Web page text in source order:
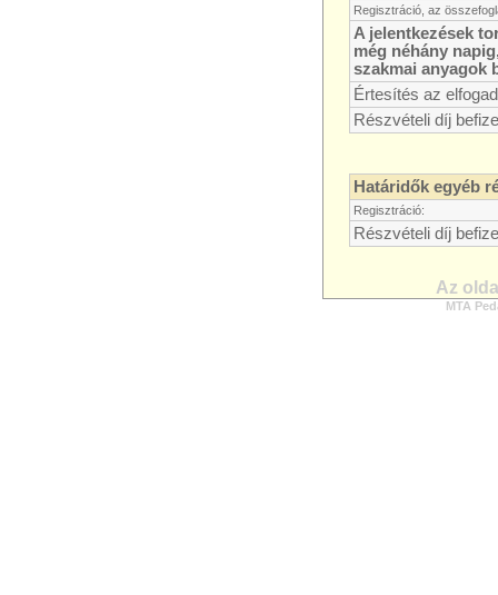
Regisztráció, az
A jelentkezések
még néhány
szakmai anyagok
Értesítés az
Részvételi díj
Határidők egyéb
Regisztráció:
Részvételi díj
Az
MTA